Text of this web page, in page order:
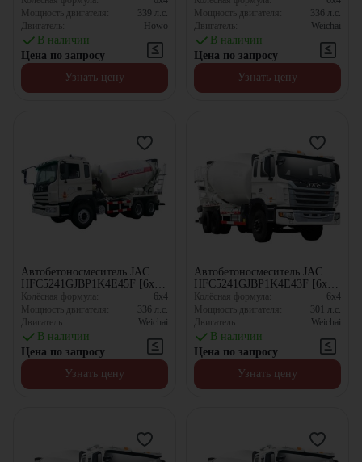
Мощность двигателя:
339 л.с.
Двигатель:
Howo
В наличии
Цена по запросу
Узнать цену
Мощность двигателя:
336 л.с.
Двигатель:
Weichai
В наличии
Цена по запросу
Узнать цену
Автобетоносмеситель JAC
HFC5241GJBP1K4E45F [6x4,
10.67 м³]
Колёсная формула:
6x4
Мощность двигателя:
336 л.с.
Двигатель:
Weichai
В наличии
Цена по запросу
Узнать цену
Автобетоносмеситель JAC
HFC5241GJBP1K4E43F [6x4,
10.67 м³]
Колёсная формула:
6x4
Мощность двигателя:
301 л.с.
Двигатель:
Weichai
В наличии
Цена по запросу
Узнать цену